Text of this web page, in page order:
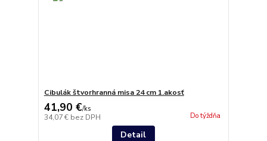
Cibulák štvorhranná misa 24 cm 1.akosť
41,90 €/ks
34,07 € bez DPH Do týždňa
Detail